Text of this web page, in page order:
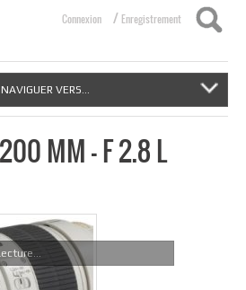
Connexion / Enregistrement
NAVIGUER VERS...
MM – F 2.8 L